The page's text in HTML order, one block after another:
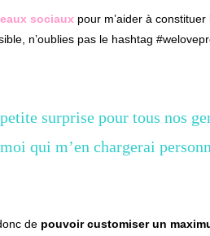
sociaux pour m’aider à
n’oublies pas le hashtag
surprise pour tous nos
qui m’en chargerai
de pouvoir customiser un